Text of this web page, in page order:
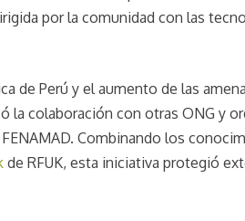
por la comunidad con las
de Perú y el aumento de las
colaboración con otras ONG y
Combinando los
de RFUK, esta iniciativa protegió